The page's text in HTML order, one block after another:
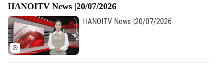
HANOITV News |20/07/2026
HANOITV News |20/07/2026